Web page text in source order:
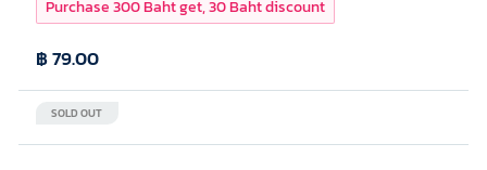
SOLD OUT
฿ 79.00
Purchase 300 Baht get, 30 Baht discount